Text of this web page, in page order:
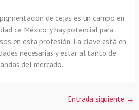
de cejas es un campo en
de México, y hay potencial para
en esta profesión. La clave está en
necesarias y estar al tanto de
del mercado.
Entrada siguiente →